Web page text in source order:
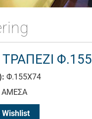
ΤΡΑΠΕΖΙ Φ.155
Φ.155Χ74
ΑΜΕΣΑ
Wishlist